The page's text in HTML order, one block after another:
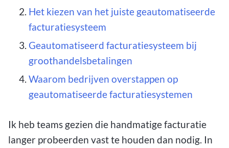
Het kiezen van het juiste geautomatiseerde
facturatiesysteem
Geautomatiseerd facturatiesysteem bij
groothandelsbetalingen
Waarom bedrijven overstappen op
geautomatiseerde facturatiesystemen
Ik heb teams gezien die handmatige facturatie
langer probeerden vast te houden dan nodig. In